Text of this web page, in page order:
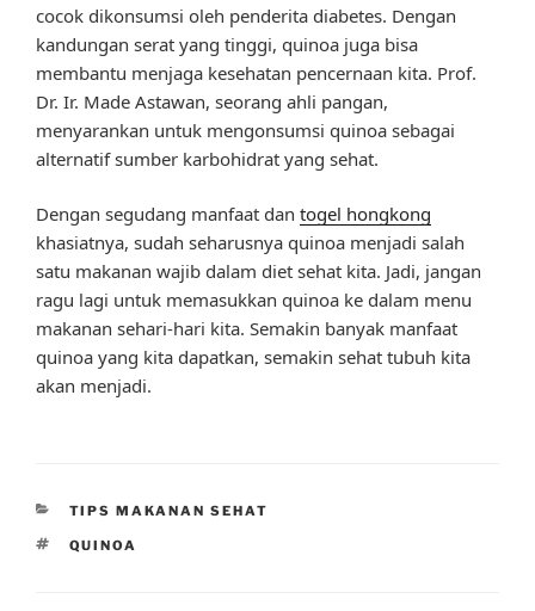
cocok dikonsumsi oleh penderita diabetes. Dengan
kandungan serat yang tinggi, quinoa juga bisa
membantu menjaga kesehatan pencernaan kita. Prof.
Dr. Ir. Made Astawan, seorang ahli pangan,
menyarankan untuk mengonsumsi quinoa sebagai
alternatif sumber karbohidrat yang sehat.
Dengan segudang manfaat dan togel hongkong
khasiatnya, sudah seharusnya quinoa menjadi salah
satu makanan wajib dalam diet sehat kita. Jadi, jangan
ragu lagi untuk memasukkan quinoa ke dalam menu
makanan sehari-hari kita. Semakin banyak manfaat
quinoa yang kita dapatkan, semakin sehat tubuh kita
akan menjadi.
CATEGORIES
TIPS MAKANAN SEHAT
TAGS
QUINOA